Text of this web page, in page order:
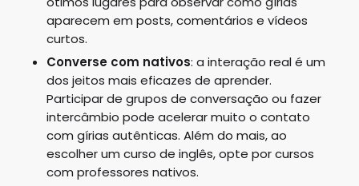
aparecem em posts, comentários e vídeos
curtos.
Converse com nativos: a interação real é um
dos jeitos mais eficazes de aprender.
Participar de grupos de conversação ou fazer
intercâmbio pode acelerar muito o contato
com gírias autênticas. Além do mais, ao
escolher um curso de inglês, opte por cursos
com professores nativos.